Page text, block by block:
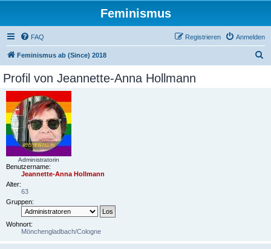
Feminismus
FAQ Anmelden
Registrieren
Feminismus ab (Since) 2018
Profil von Jeannette-Anna Hollmann
Administratorin
Benutzername:
Jeannette-Anna Hollmann
Alter:
63
Gruppen:
Wohnort:
Mönchengladbach/Cologne